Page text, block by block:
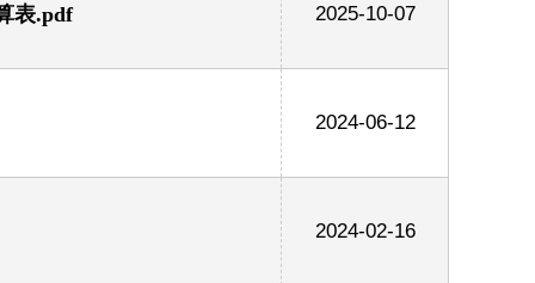
表.pdf 2025-10-07
2024-06-12
2024-02-16